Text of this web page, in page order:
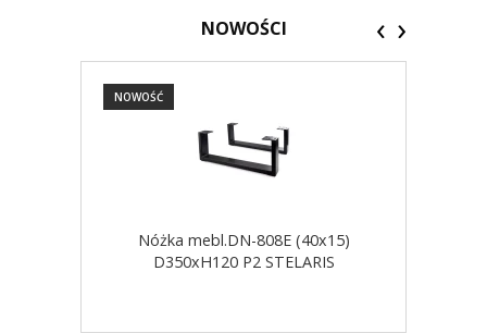
NOWOŚCI
Nóżka mebl.DN-808E (40x15)
D350xH120 P2 STELARIS
NOWOŚĆ
‹ ›